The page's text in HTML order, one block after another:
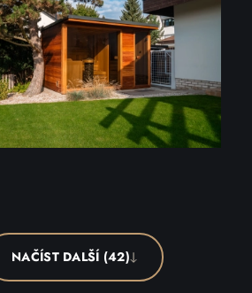
NAČÍST DALŠÍ (42)